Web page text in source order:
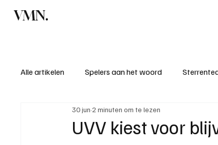
VMN.
Alle artikelen Spelers aan het woord
Standen & uitslagen KM - Meest sportieve
UVV kiest voor
30 jun 2 minuten om te lezen